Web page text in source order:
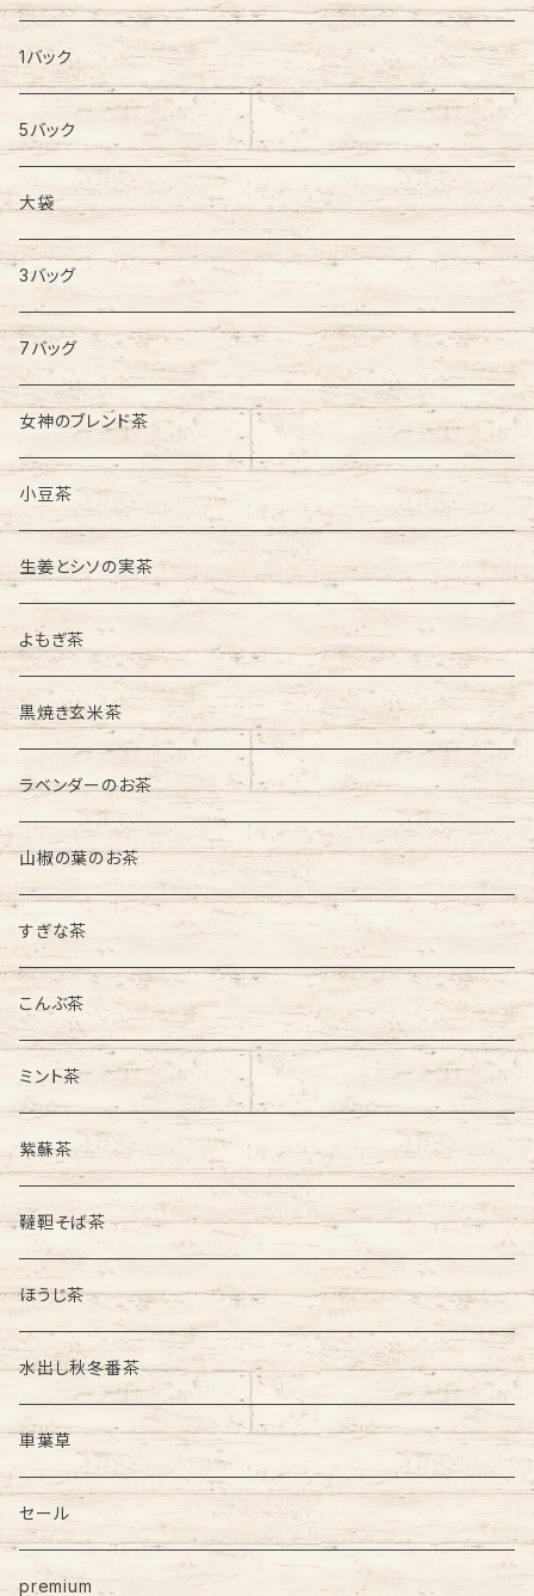
1バック
5バック
大袋
3バッグ
7バッグ
女神のブレンド茶
小豆茶
生姜とシソの実茶
よもぎ茶
黒焼き玄米茶
ラベンダーのお茶
山椒の葉のお茶
すぎな茶
こんぶ茶
ミント茶
紫蘇茶
韃靼そば茶
ほうじ茶
水出し秋冬番茶
車葉草
セール
premium